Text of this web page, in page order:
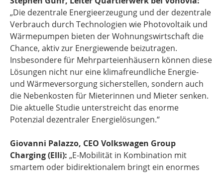
„Die dezentrale Energieerzeugung und der dezentrale
Verbrauch durch Technologien wie Photovoltaik und
Wärmepumpen bieten der Wohnungswirtschaft die
Chance, aktiv zur Energiewende beizutragen.
Insbesondere für Mehrparteienhäusern können diese
Lösungen nicht nur eine klimafreundliche Energie-
und Wärmeversorgung sicherstellen, sondern auch
die Nebenkosten für Mieterinnen und Mieter senken.
Die aktuelle Studie unterstreicht das enorme
Potenzial dezentraler Energielösungen.“
Giovanni Palazzo, CEO Volkswagen Group
Charging (Elli): „E-Mobilität in Kombination mit
smartem oder bidirektionalem bringt ein enormes